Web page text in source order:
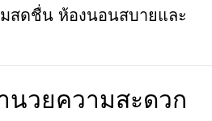
มสดชื่น ห้องนอนสบายและ
นวยความสะดวก